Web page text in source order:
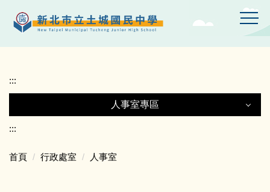
到
要
:::
人事室專區
:::
首頁 行政處室 人事室